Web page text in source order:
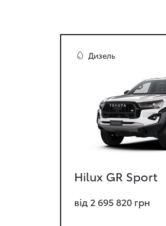
Дизель
Hilux GR Sport
від 2 695 820 грн